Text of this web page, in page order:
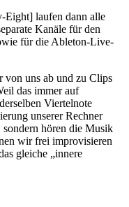
Eight] laufen dann alle
Kanäle für den
für die Ableton-Live-
von uns ab und zu Clips
das immer auf
Viertelnote
unserer Rechner
hören die Musik
wir frei improvisieren
gleiche „innere